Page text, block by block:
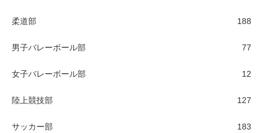
柔道部 188
男子バレーボール部 77
女子バレーボール部 12
陸上競技部 127
サッカー部 183